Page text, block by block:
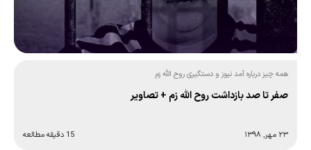
همه چیز درباره آمد نیوز و دستگیری روح الله زم
صفر تا صد بازداشت روح الله زم + تصاویر
۲۳ مهر, ۱۳۹۸ 15 دقیقه مطالعه